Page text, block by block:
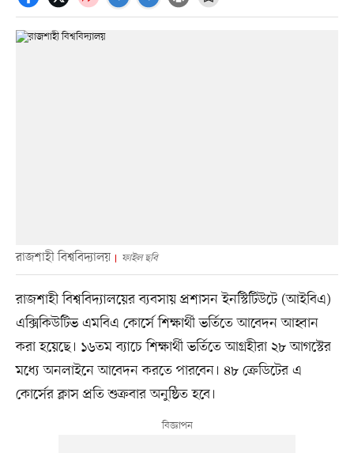
রাজশাহী বিশ্ববিদ্যালয় ফাইল ছবি
রাজশাহী বিশ্ববিদ্যালয়ের ব্যবসায় প্রশাসন ইনস্টিটিউটে (আইবিএ)
এক্সিকিউটিভ এমবিএ কোর্সে শিক্ষার্থী ভর্তিতে আবেদন আহ্বান
করা হয়েছে। ১৬তম ব্যাচে শিক্ষার্থী ভর্তিতে আগ্রহীরা ২৮ আগস্টের
মধ্যে অনলাইনে আবেদন করতে পারবেন। ৪৮ ক্রেডিটের এ
কোর্সের ক্লাস প্রতি শুক্রবার অনুষ্ঠিত হবে।